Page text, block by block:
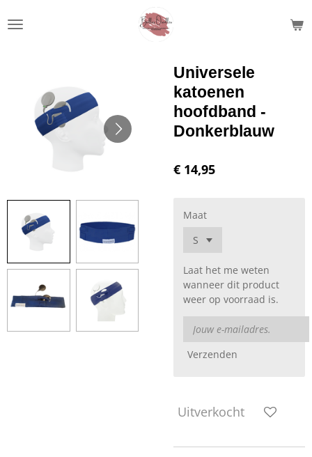
direct
Universele
katoenen
hoofdband -
Donkerblauw
€ 14,95
Maat
Laat het me weten
wanneer dit product
weer op voorraad is.
Verzenden
Uitverkocht